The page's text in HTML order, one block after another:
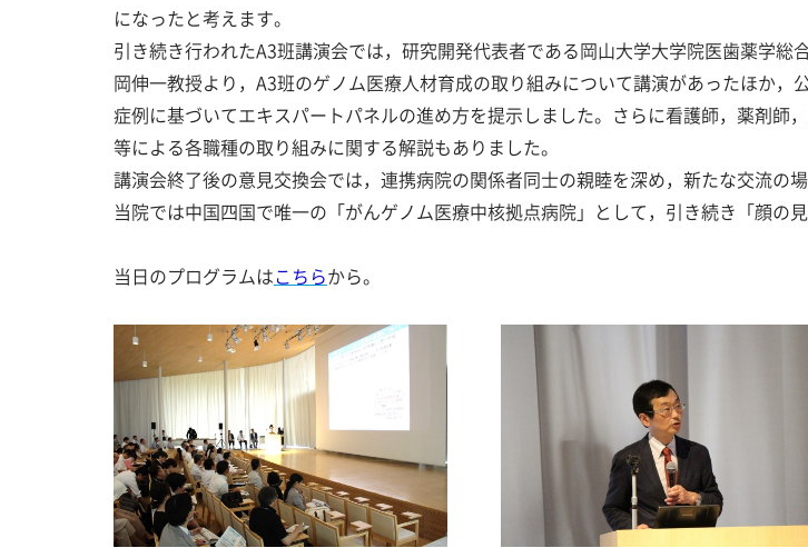
になったと考えます。
引き続き行われたA3班講演会では，研究開発代表者である岡山大学大学院医歯薬学総
岡伸一教授より，A3班のゲノム医療人材育成の取り組みについて講演があったほか，
症例に基づいてエキスパートパネルの進め方を提示しました。さらに看護師，薬剤師
等による各職種の取り組みに関する解説もありました。
講演会終了後の意見交換会では，連携病院の関係者同士の親睦を深め，新たな交流の場
当院では中国四国で唯一の「がんゲノム医療中核拠点病院」として，引き続き「顔の
当日のプログラムはこちらから。